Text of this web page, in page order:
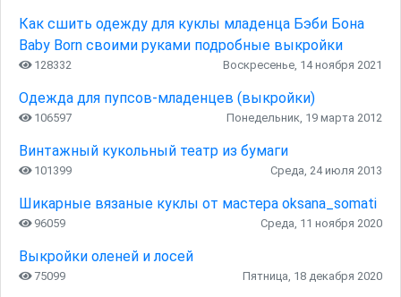
Как сшить одежду для куклы младенца Бэби Бона
Baby Born своими руками подробные выкройки
128332 Воскресенье, 14 ноября 2021
Одежда для пупсов-младенцев (выкройки)
106597 Понедельник, 19 марта 2012
Винтажный кукольный театр из бумаги
101399 Среда, 24 июля 2013
Шикарные вязаные куклы от мастера oksana_somati
96059 Среда, 11 ноября 2020
Выкройки оленей и лосей
75099 Пятница, 18 декабря 2020